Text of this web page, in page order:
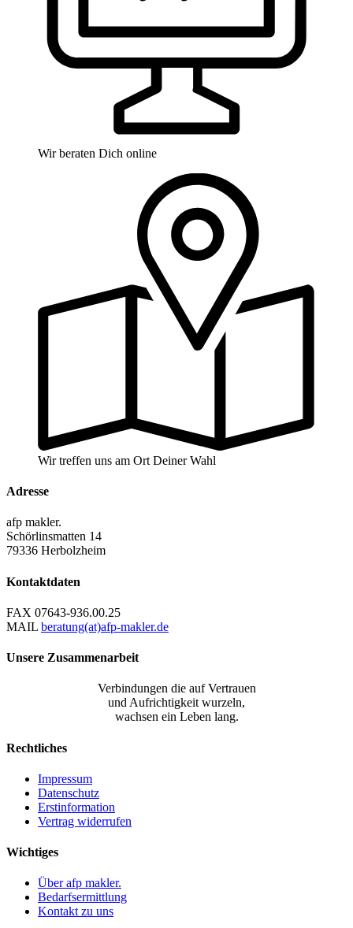
Wir beraten Dich online
Wir treffen uns am Ort Deiner Wahl
Adresse
afp makler.
Schörlinsmatten 14
79336 Herbolzheim
Kontaktdaten
FAX 07643-936.00.25
MAIL beratung(at)afp-makler.de
Unsere Zusammenarbeit
Verbindungen die auf Vertrauen
und Aufrichtigkeit wurzeln,
wachsen ein Leben lang.
Rechtliches
Impressum
Datenschutz
Erstinformation
Vertrag widerrufen
Wichtiges
Über afp makler.
Bedarfsermittlung
Kontakt zu uns